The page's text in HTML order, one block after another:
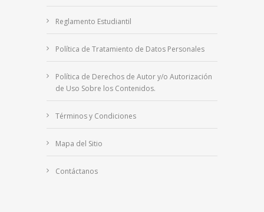
Reglamento Estudiantil
Política de Tratamiento de Datos Personales
Política de Derechos de Autor y/o Autorización
de Uso Sobre los Contenidos.
Términos y Condiciones
Mapa del Sitio
Contáctanos